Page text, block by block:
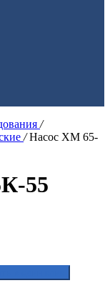
/
/ Насос ХМ 65-
55